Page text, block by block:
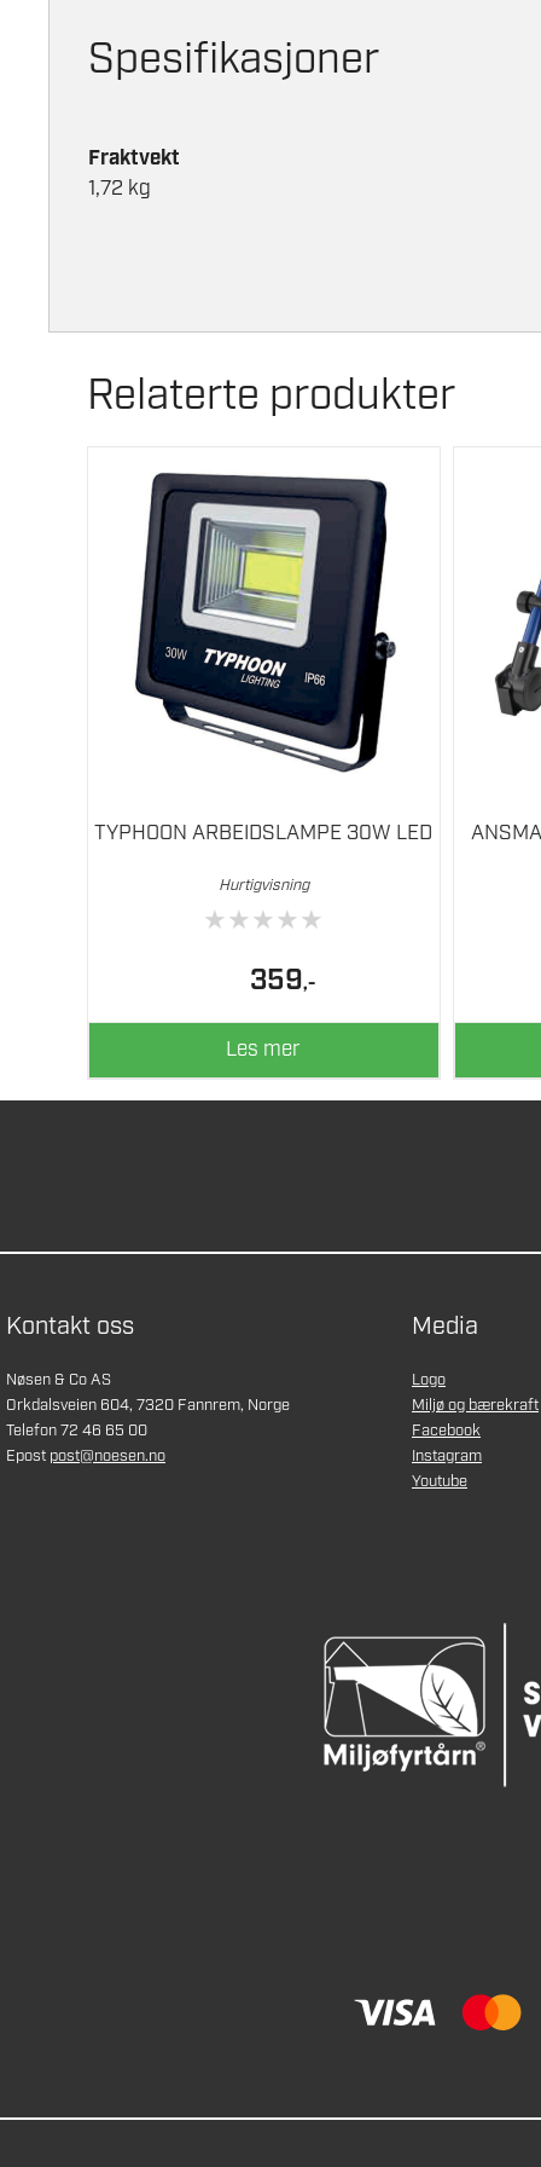
Spesifikasjoner
Fraktvekt
1,72 kg
Relaterte produkter
TYPHOON ARBEIDSLAMPE 30W LED
Hurtigvisning
★★★★★
359,-
Les mer
Kontakt oss
Nøsen & Co AS
Orkdalsveien 604, 7320 Fannrem, Norge
Telefon 72 46 65 00
Epost post@noesen.no
Media
Logo
Miljø og bærekraft
Facebook
Instagram
Youtube